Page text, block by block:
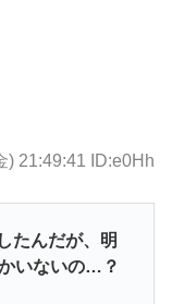
) 21:49:41 ID:e0Hh
たんだが、明
いないの…？